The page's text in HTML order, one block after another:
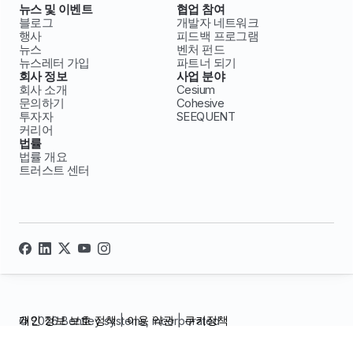
뉴스 및 이벤트
블로그
행사
뉴스
뉴스레터 가입
협업 참여
개발자 네트워크
피드백 프로그램
벤처 펀드
파트너 되기
회사 정보
회사 소개
문의하기
투자자
커리어
사업 분야
Cesium
Cohesive
SEEQUENT
법률
법률 개요
트러스트 센터
© 2026 Bentley systems, incorporated
개인 정보 보호 정책|이용 약관|쿠키정책